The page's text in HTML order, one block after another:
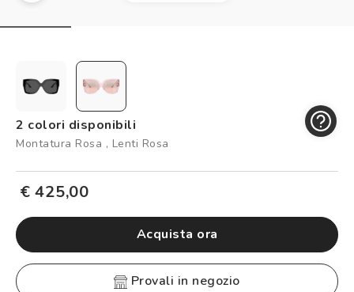
Controllo visivo
Logout
2 colori disponibili
Montatura Rosa , Lenti Rosa
€ 425,00
Acquista ora
provali in negozio